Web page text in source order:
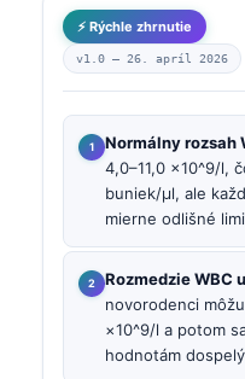
⚡ Rýchle zhrnutie
v1.0 — 26. apríl 2026
Normálny rozsah
4,0–11,0 ×10^9/l,
buniek/µl, ale
mierne odlišné
Rozmedzie WBC
novorodenci
×10^9/l a potom
hodnotám